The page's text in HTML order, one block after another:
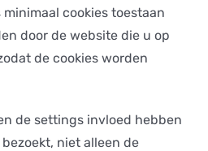
cookies toestaan
door de website die u op
de cookies worden
de settings invloed hebben
niet alleen de